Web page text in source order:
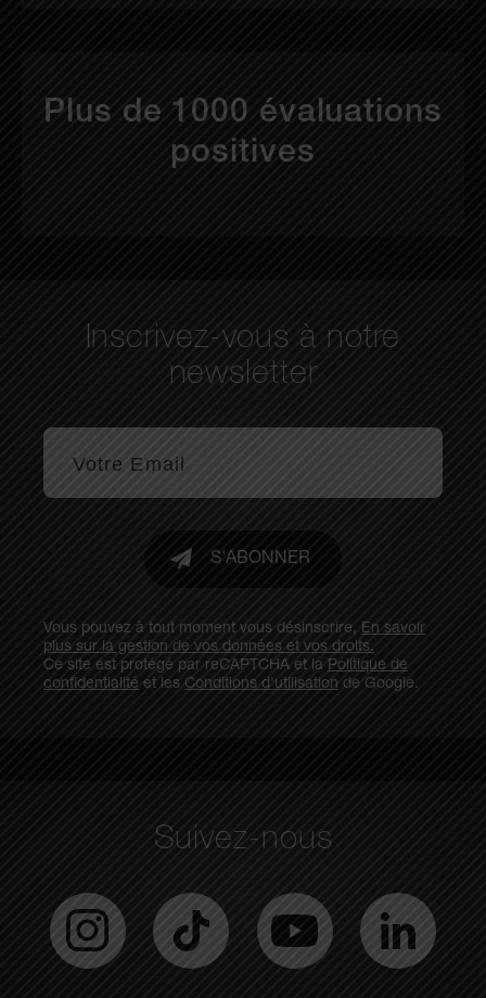
Plus de 1000 évaluations
positives
Inscrivez-vous à notre
newsletter
S'ABONNER
Vous pouvez à tout moment vous désinscrire, En savoir
plus sur la gestion de vos données et vos droits.
Ce site est protégé par reCAPTCHA et la Politique de
confidentialité et les Conditions d'utilisation de Google.
Suivez-nous